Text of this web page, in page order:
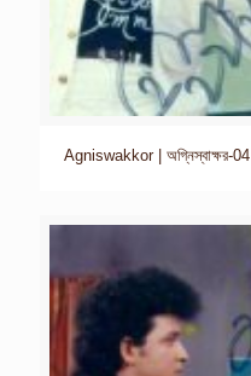
Agniswakkor | অগ্নিস্বাক্ষর-04